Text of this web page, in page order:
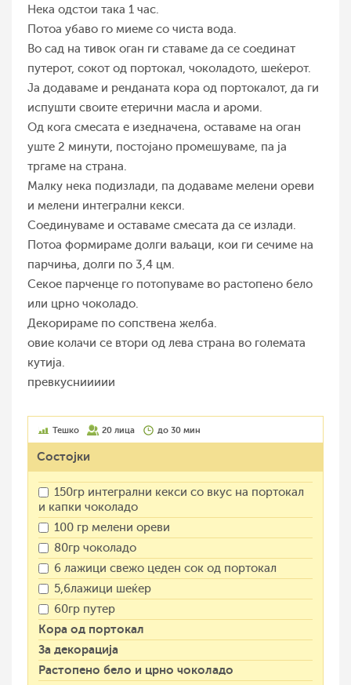
Нека одстои така 1 час.
Потоа убаво го миеме со чиста вода.
Во сад на тивок оган ги ставаме да се соединат
путерот, сокот од портокал, чоколадото, шеќерот.
Ја додаваме и ренданата кора од портокалот, да ги
испушти своите етерични масла и ароми.
Од кога смесата е изедначена, оставаме на оган
уште 2 минути, постојано промешуваме, па ја
тргаме на страна.
Малку нека подизлади, па додаваме мелени ореви
и мелени интегрални кекси.
Соединуваме и оставаме смесата да се излади.
Потоа формираме долги ваљаци, кои ги сечиме на
парчиња, долги по 3,4 цм.
Секое парченце го потопуваме во растопено бело
или црно чоколадо.
Декорираме по сопствена желба.
овие колачи се втори од лева страна во големата
кутија.
превкусниииии
Тешко 20 лица до 30 мин
Состојки
150гр интегрални кекси со вкус на портокал
и капки чоколадо
100 гр мелени ореви
80гр чоколадо
6 лажици свежо цеден сок од портокал
5,6лажици шеќер
60гр путер
Кора од портокал
За декорација
Растопено бело и црно чоколадо